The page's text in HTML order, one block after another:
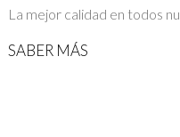
La mejor calidad en todos
SABER MÁS